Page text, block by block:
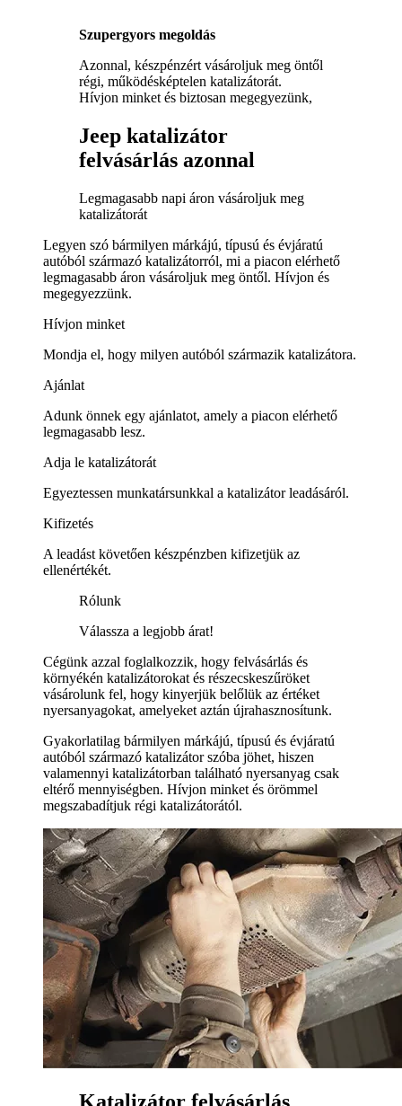
Szupergyors megoldás
Azonnal, készpénzért vásároljuk meg öntől
régi, működésképtelen katalizátorát.
Hívjon minket és biztosan megegyezünk,
Jeep katalizátor
felvásárlás azonnal
Legmagasabb napi áron vásároljuk meg
katalizátorát
Legyen szó bármilyen márkájú, típusú és évjáratú
autóból származó katalizátorról, mi a piacon elérhető
legmagasabb áron vásároljuk meg öntől. Hívjon és
megegyezzünk.
Hívjon minket
Mondja el, hogy milyen autóból származik katalizátora.
Ajánlat
Adunk önnek egy ajánlatot, amely a piacon elérhető
legmagasabb lesz.
Adja le katalizátorát
Egyeztessen munkatársunkkal a katalizátor leadásáról.
Kifizetés
A leadást követően készpénzben kifizetjük az
ellenértékét.
Rólunk
Válassza a legjobb árat!
Cégünk azzal foglalkozzik, hogy felvásárlás és
környékén katalizátorokat és részecskeszűröket
vásárolunk fel, hogy kinyerjük belőlük az értéket
nyersanyagokat, amelyeket aztán újrahasznosítunk.
Gyakorlatilag bármilyen márkájú, típusú és évjáratú
autóból származó katalizátor szóba jöhet, hiszen
valamennyi katalizátorban található nyersanyag csak
eltérő mennyiségben. Hívjon minket és örömmel
megszabadítjuk régi katalizátorától.